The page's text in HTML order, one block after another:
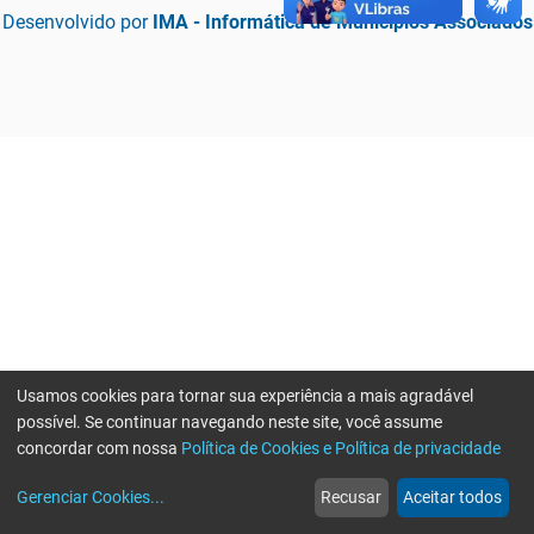
Desenvolvido por IMA - Informática de Municípios Associados
web
Notícias
more_horiz
Mais
Usamos cookies para tornar sua experiência a mais agradável
possível. Se continuar navegando neste site, você assume
concordar com nossa Política de Cookies e Política de privacidade
Gerenciar Cookies... Recusar Aceitar todos
Erro ao enviar informações, por favor tente novamente